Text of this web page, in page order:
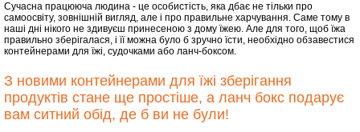
Сучасна працююча людина - це особистість, яка дбає не тільки про
самоосвіту, зовнішній вигляд, але і про правильне харчування. Саме тому в
наші дні нікого не здивуєш принесеною з дому їжею. Але для того, щоб їжа
правильно зберігалася, і її можна було б зручно їсти, необхідно обзавестися
контейнерами для їжі, судочками або ланч-боксом.
З новими контейнерами для їжі зберігання
продуктів стане ще простіше, а ланч бокс подарує
вам ситний обід, де б ви не були!